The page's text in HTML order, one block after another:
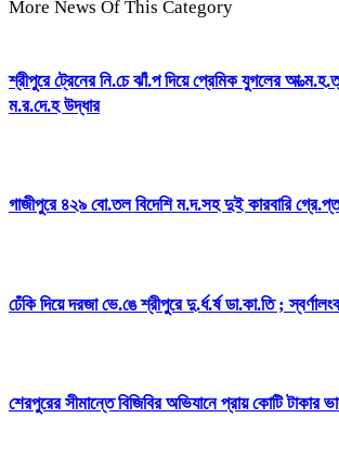
More News Of This Category
শ্রীপুরে ট্রেনের নি.চে ঝাঁ.প দিয়ে প্রেমিক যুগলের
ম.র.দে.হ উদ্ধার
গাজীপুরে ৪২৯ বো.তল বিদেশি ম.দ.সহ দুই কারবারি
ঢেঁকি দিয়ে দরজা ভে.ঙে শ্রীপুরে দু.র্ধ.র্ষ ডা.কা.তি ;
শেরপুরের সীমান্তে বিজিবির অভিযানে প্রায় কোটি